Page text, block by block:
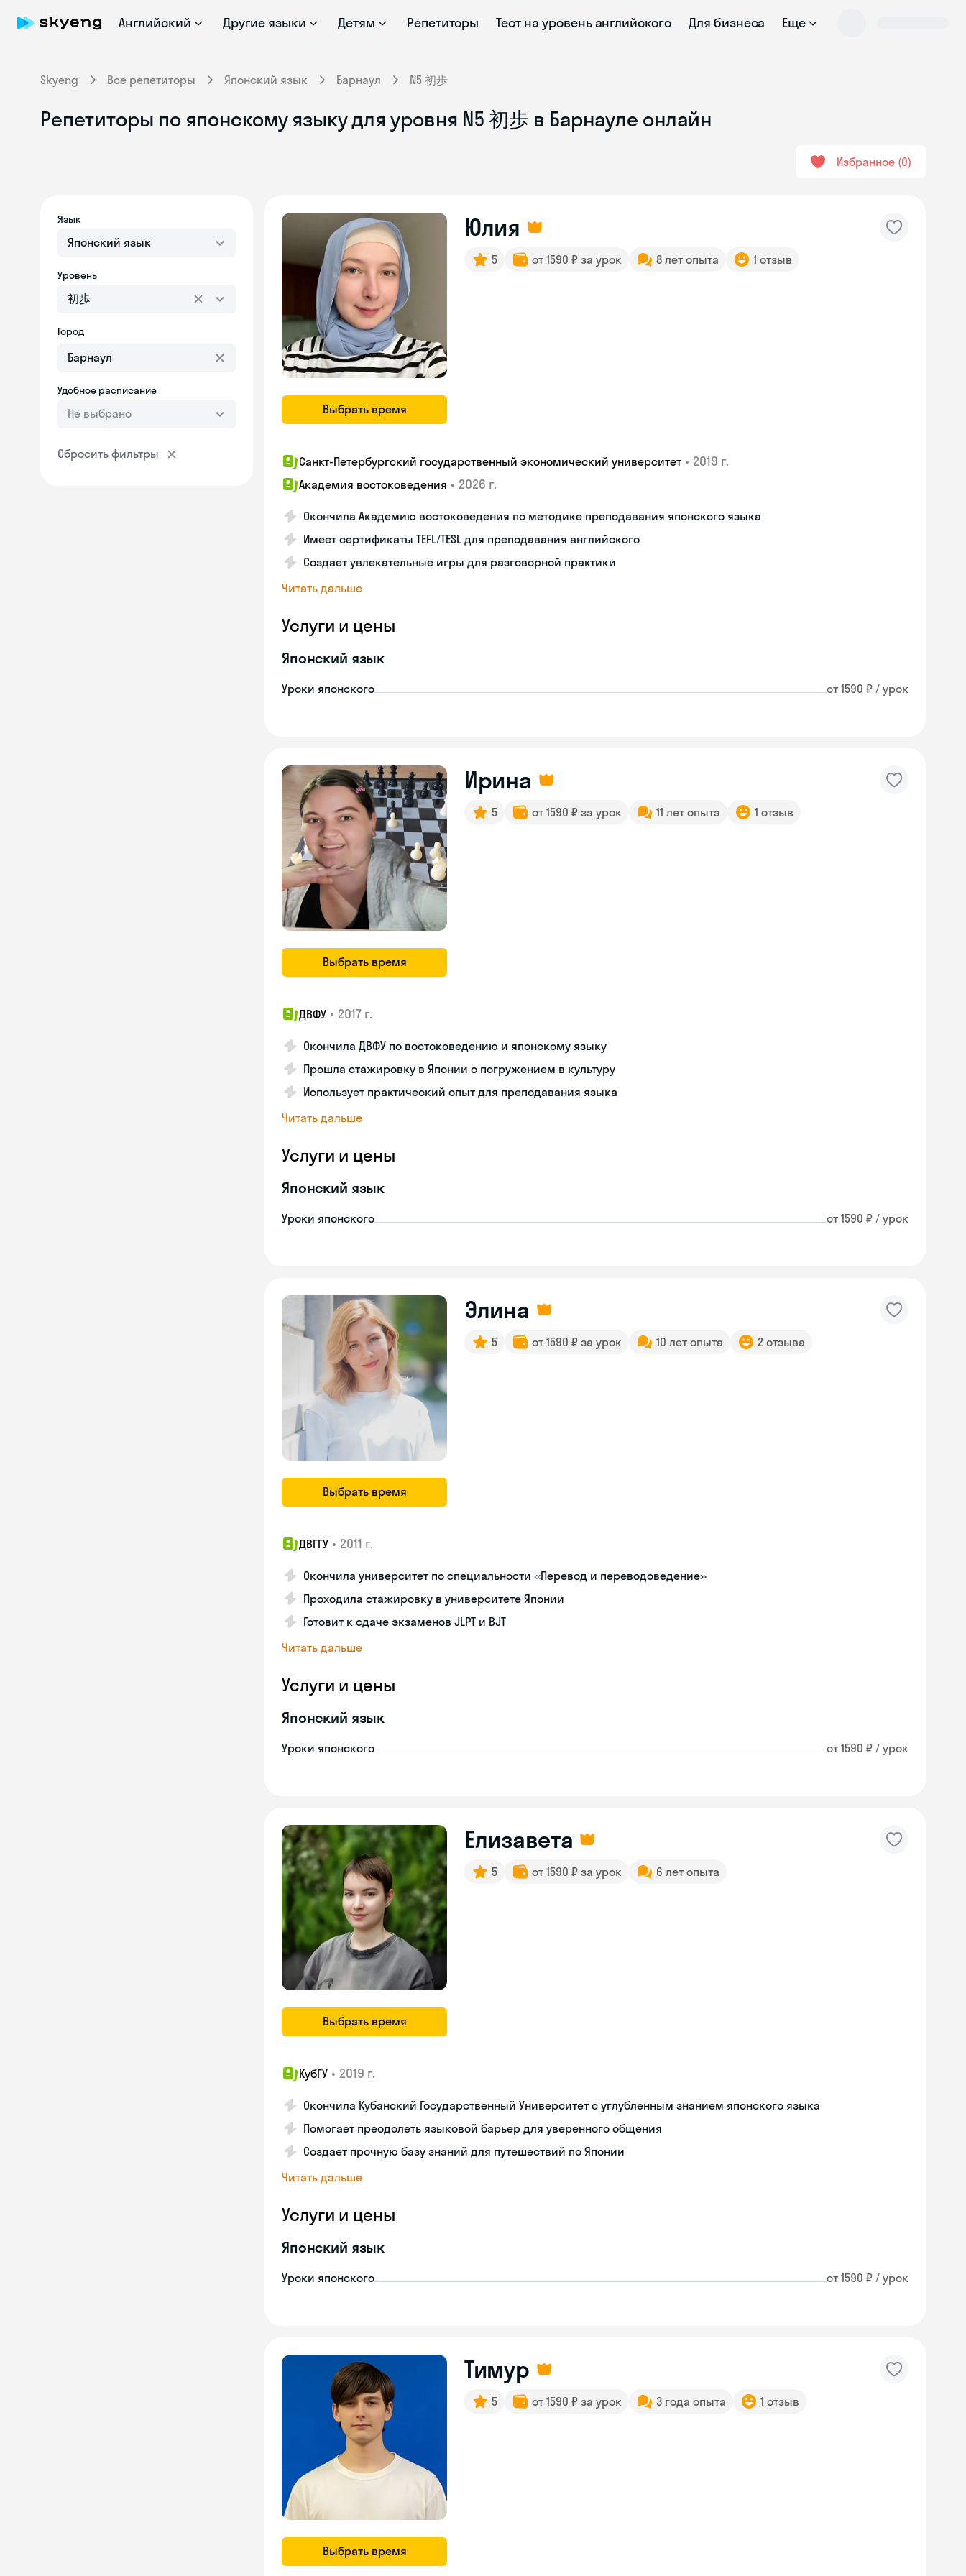
Английский Другие языки Детям Репетиторы Тест на уровень английского Для бизнеса Еще
Skyeng Все репетиторы Японский язык Барнаул N5 初歩
Репетиторы по японскому языку для уровня N5 初歩 в Барнауле онлайн
Избранное 0
Язык
Японский язык
Уровень
初歩
Город
Удобное расписание
Не выбрано
Сбросить фильтры
Выбрать время
Юлия
5 от 1590 ₽ за урок 8 лет опыта 1 отзыв
Санкт-Петербургский государственный экономический университет • 2019 г.
Академия востоковедения • 2026 г.
Окончила Академию востоковедения по методике преподавания японского языка
Имеет сертификаты TEFL/TESL для преподавания английского
Создает увлекательные игры для разговорной практики
Читать дальше
Услуги и цены
Японский язык
Уроки японского от 1590 ₽ / урок
Выбрать время
Ирина
5 от 1590 ₽ за урок 11 лет опыта 1 отзыв
ДВФУ • 2017 г.
Окончила ДВФУ по востоковедению и японскому языку
Прошла стажировку в Японии с погружением в культуру
Использует практический опыт для преподавания языка
Читать дальше
Услуги и цены
Японский язык
Уроки японского от 1590 ₽ / урок
Выбрать время
Элина
5 от 1590 ₽ за урок 10 лет опыта 2 отзыва
ДВГГУ • 2011 г.
Окончила университет по специальности «Перевод и переводоведение»
Проходила стажировку в университете Японии
Готовит к сдаче экзаменов JLPT и BJT
Читать дальше
Услуги и цены
Японский язык
Уроки японского от 1590 ₽ / урок
Выбрать время
Елизавета
5 от 1590 ₽ за урок 6 лет опыта
КубГУ • 2019 г.
Окончила Кубанский Государственный Университет с углубленным знанием японского языка
Помогает преодолеть языковой барьер для уверенного общения
Создает прочную базу знаний для путешествий по Японии
Читать дальше
Услуги и цены
Японский язык
Уроки японского от 1590 ₽ / урок
Выбрать время
Тимур
5 от 1590 ₽ за урок 3 года опыта 1 отзыв